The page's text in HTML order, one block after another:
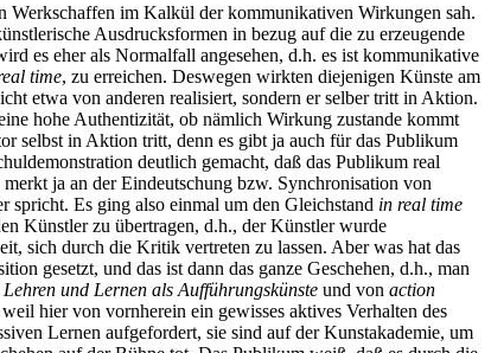
Werkschaffen im Kalkül der kommunikativen Wirkungen sah.
Ausdrucksformen in bezug auf die zu erzeugende
es eher als Normalfall angesehen, d.h. es ist kommunikative
time, zu erreichen. Deswegen wirkten diejenigen Künste am
etwa von anderen realisiert, sondern er selber tritt in Aktion.
hohe Authentizität, ob nämlich Wirkung zustande kommt
selbst in Aktion tritt, denn es gibt ja auch für das Publikum
deutlich gemacht, daß das Publikum real
ja an der Eindeutschung bzw. Synchronisation von
spricht. Es ging also einmal um den Gleichstand in real time
Künstler zu übertragen, d.h., der Künstler wurde
sich durch die Kritik vertreten zu lassen. Aber was hat das
gesetzt, und das ist dann das ganze Geschehen, d.h., man
Lehren und Lernen als Aufführungskünste und von action
hier von vornherein ein gewisses aktives Verhalten des
Lernen aufgefordert, sie sind auf der Kunstakademie, um